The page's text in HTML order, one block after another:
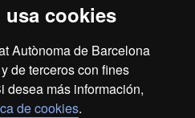
cookies
Autònoma de Barcelona
de terceros con fines
desea más información,
de cookies.